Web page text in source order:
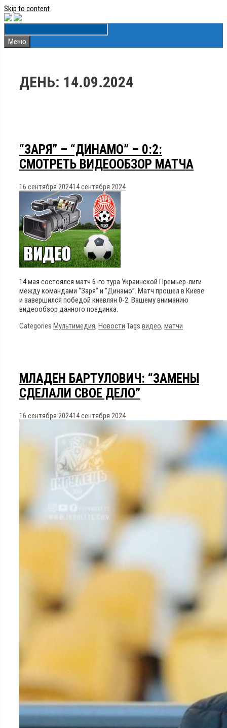
Skip to content
Меню
ДЕНЬ: 14.09.2024
“ЗАРЯ” – “ДИНАМО” – 0:2:
СМОТРЕТЬ ВИДЕООБЗОР МАТЧА
16 сентября 202414 сентября 2024
14 мая состоялся матч 6-го тура Украинской Премьер-лиги
между командами “Заря” и “Динамо”. Матч прошел в Киеве
и завершился победой киевлян 0-2. Вашему вниманию
видеообзор данного поединка.
Categories Мультимедия, Новости Tags видео, матчи
МЛАДЕН БАРТУЛОВИЧ: “ЗАМЕНЫ
СДЕЛАЛИ СВОЕ ДЕЛО”
16 сентября 202414 сентября 2024